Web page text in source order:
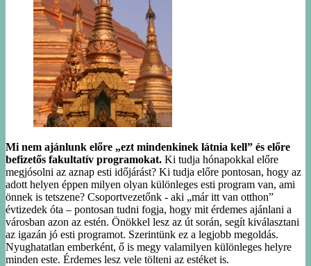
Mi nem ajánlunk előre „ezt mindenkinek látnia kell” és előre
befizetős fakultatív programokat. Ki tudja hónapokkal előre
megjósolni az aznap esti időjárást? Ki tudja előre pontosan, hogy az
adott helyen éppen milyen olyan különleges esti program van, ami
önnek is tetszene? Csoportvezetőnk - aki „már itt van otthon”
évtizedek óta – pontosan tudni fogja, hogy mit érdemes ajánlani a
városban azon az estén. Önökkel lesz az út során, segít kiválasztani
az igazán jó esti programot. Szerintünk ez a legjobb megoldás.
Nyughatatlan emberként, ő is megy valamilyen különleges helyre
minden este. Érdemes lesz vele tölteni az estéket is.